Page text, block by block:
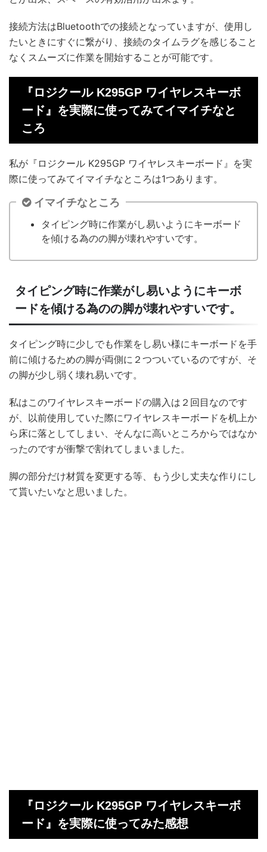
接続方法はBluetoothでの接続となっていますが、使用し
たいときにすぐに繋がり、接続のタイムラグを感じること
なくスムーズに作業を開始することが可能です。
『ロジクール K295GP ワイヤレスキーボ
ード』を実際に使ってみてイマイチなと
ころ
私が『ロジクール K295GP ワイヤレスキーボード』を実
際に使ってみてイマイチなところは1つあります。
イマイチなところ
タイピング時に作業がし易いようにキーボード
を傾ける為のの脚が壊れやすいです。
タイピング時に作業がし易いようにキーボ
ードを傾ける為のの脚が壊れやすいです。
タイピング時に少しでも作業をし易い様にキーボードを手
前に傾けるための脚が両側に２つついているのですが、そ
の脚が少し弱く壊れ易いです。
私はこのワイヤレスキーボードの購入は２回目なのです
が、以前使用していた際にワイヤレスキーボードを机上か
ら床に落としてしまい、そんなに高いところからではなか
ったのですが衝撃で割れてしまいました。
脚の部分だけ材質を変更する等、もう少し丈夫な作りにし
て貰いたいなと思いました。
『ロジクール K295GP ワイヤレスキーボ
ード』を実際に使ってみた感想